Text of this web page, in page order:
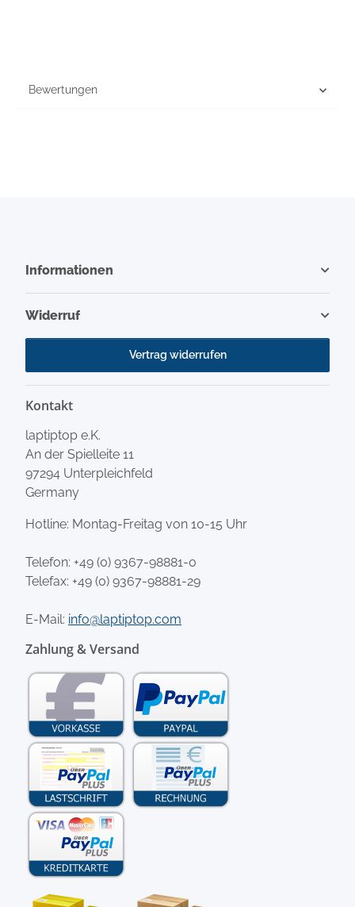
Bewertungen
Informationen
Widerruf
Vertrag widerrufen
Kontakt
laptiptop e.K.
An der Spielleite 11
97294 Unterpleichfeld
Germany
Hotline: Montag-Freitag von 10-15 Uhr
Telefon: +49 (0) 9367-98881-0
Telefax: +49 (0) 9367-98881-29
E-Mail: info@laptiptop.com
Zahlung & Versand